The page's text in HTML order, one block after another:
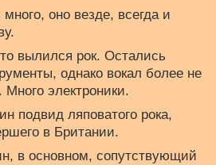
много, оно везде, всегда и
вылился рок. Остались
однако вокал более не
электроники.
подвид ляповатого рока,
в Британии.
в основном, сопутствующий